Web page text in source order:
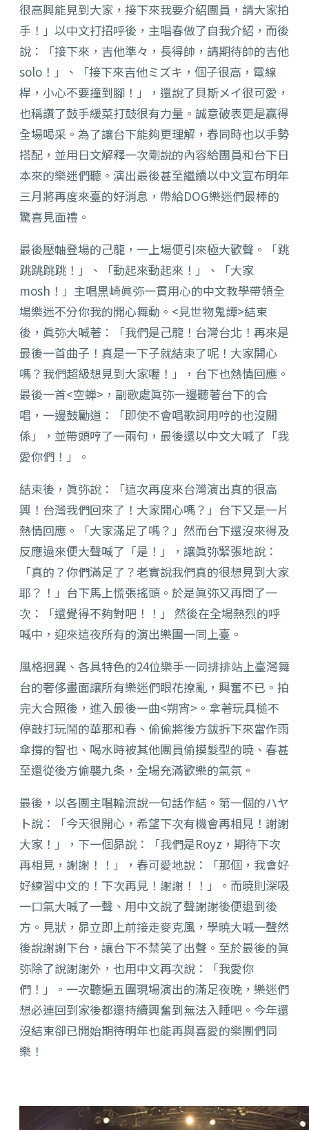
很高興能見到大家，接下來我要介紹團員，請大家拍
手！」以中文打招呼後，主唱春做了自我介紹，而後
說：「接下來，吉他準々，長得帥，請期待帥的吉他
solo！」、「接下來吉他ミズキ，個子很高，電線
桿，小心不要撞到腳！」，還說了貝斯メイ很可愛，
也稱讚了鼓手緩菜打鼓很有力量。誠意破表更是贏得
全場喝采。為了讓台下能夠更理解，春同時也以手勢
搭配，並用日文解釋一次剛說的內容給團員和台下日
本來的樂迷們聽。演出最後甚至繼續以中文宣布明年
三月將再度來臺的好消息，帶給DOG樂迷們最棒的
驚喜見面禮。
最後壓軸登場的己龍，一上場便引來極大歡聲。「跳
跳跳跳跳！」、「動起來動起來！」、「大家
mosh！」主唱黒崎眞弥一貫用心的中文教學帶領全
場樂迷不分你我的開心舞動。<見世物鬼譚>結束
後，眞弥大喊著：「我們是己龍！台灣台北！再來是
最後一首曲子！真是一下子就結束了呢！大家開心
嗎？我們超級想見到大家喔！」，台下也熱情回應。
最後一首<空蝉>，副歌處眞弥一邊聽著台下的合
唱，一邊鼓勵道：「即使不會唱歌詞用哼的也沒關
係」，並帶頭哼了一兩句，最後還以中文大喊了「我
愛你們！」。
結束後，眞弥說：「這次再度來台灣演出真的很高
興！台灣我們回來了！大家開心嗎？」台下又是一片
熱情回應。「大家滿足了嗎？」然而台下還沒來得及
反應過來便大聲喊了「是！」，讓眞弥緊張地說：
「真的？你們滿足了？老實說我們真的很想見到大家
耶？！」台下馬上慌張搖頭。於是眞弥又再問了一
次：「還覺得不夠對吧！！」 然後在全場熱烈的呼
喊中，迎來這夜所有的演出樂團一同上臺。
風格迥異、各具特色的24位樂手一同排排站上臺灣舞
台的奢侈畫面讓所有樂迷們眼花撩亂，興奮不已。拍
完大合照後，進入最後一曲<朔宵>。拿著玩具槌不
停敲打玩鬧的華那和春、偷偷將後方鈸拆下來當作雨
傘撐的智也、喝水時被其他團員偷摸髮型的暁、春甚
至還從後方偷襲九条，全場充滿歡樂的氣氛。
最後，以各團主唱輪流說一句話作結。第一個的ハヤ
ト說：「今天很開心，希望下次有機會再相見！謝謝
大家！」，下一個昴說：「我們是Royz，期待下次
再相見，謝謝！！」，春可愛地說：「那個，我會好
好練習中文的！下次再見！謝謝！！」。而暁則深吸
一口氣大喊了一聲、用中文說了聲謝謝後便退到後
方。見狀，昴立即上前接走麥克風，學暁大喊一聲然
後說謝謝下台，讓台下不禁笑了出聲。至於最後的眞
弥除了說謝謝外，也用中文再次說：「我愛你
們！」。一次聽遍五團現場演出的滿足夜晚，樂迷們
想必連回到家後都還持續興奮到無法入睡吧。今年還
沒結束卻已開始期待明年也能再與喜愛的樂團們同
樂！